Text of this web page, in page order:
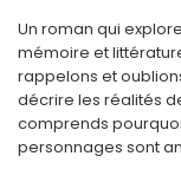
Un roman qui
mémoire et
rappelons et
décrire les réalités
comprends
personnages sont